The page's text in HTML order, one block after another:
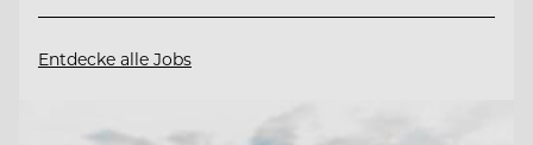
Entdecke alle Jobs